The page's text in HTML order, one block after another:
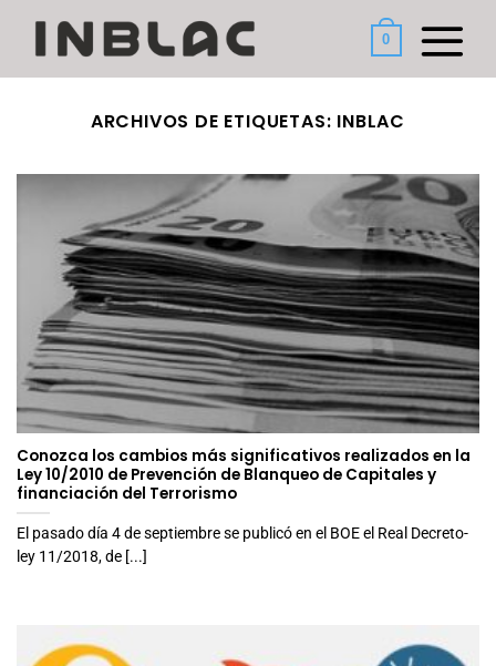
0
ARCHIVOS DE ETIQUETAS: INBLAC
Conozca los cambios más significativos realizados en la
Ley 10/2010 de Prevención de Blanqueo de Capitales y
financiación del Terrorismo
El pasado día 4 de septiembre se publicó en el BOE el Real Decreto-
ley 11/2018, de [...]